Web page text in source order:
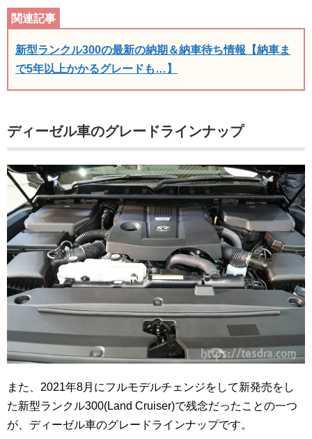
新型ランクル300の最新の納期＆納車待ち情報【納車ま
で5年以上かかるグレードも…】
ディーゼル車のグレードラインナップ
また、2021年8月にフルモデルチェンジをして新発売をし
た新型ランクル300(Land Cruiser)で残念だったことの一つ
が、ディーゼル車のグレードラインナップです。